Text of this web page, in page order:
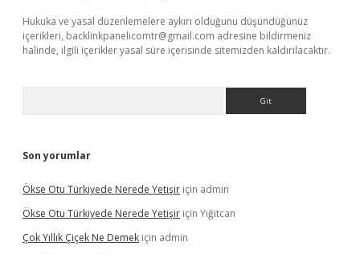
Hukuka ve yasal düzenlemelere aykırı olduğunu düşündüğünüz
içerikleri, backlinkpanelicomtr@gmail.com adresine bildirmeniz
halinde, ilgili içerikler yasal süre içerisinde sitemizden kaldırılacaktır.
Son yorumlar
Ökse Otu Türkiyede Nerede Yetişir için admin
Ökse Otu Türkiyede Nerede Yetişir için Yiğitcan
Çok Yıllık Çiçek Ne Demek için admin